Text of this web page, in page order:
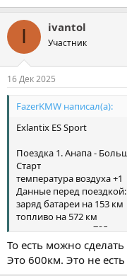
I ivantol
Участник
16 Дек 2025
FazerKMW написал(а):
Exlantix ES Sport
Поездка 1. Анапа -
Старт
температура воздуха +1
Данные перед поездкой:
заряд батареи на 153 км
топливо на 572 км
всего энергии на 725 км
Финиш
данные поездки:
режим комфорт
То есть можно
Это 600км. Это не